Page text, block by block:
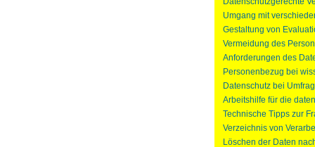
Umgang mit
Gestaltung von
Vermeidung des
Anforderungen des
Personenbezug bei
Datenschutz bei
Arbeitshilfe für die
Technische Tipps zur
Verzeichnis von
Löschen der Daten